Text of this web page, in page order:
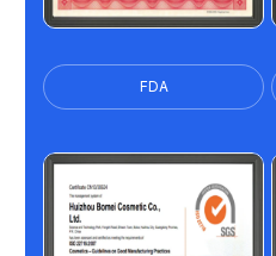
FDA